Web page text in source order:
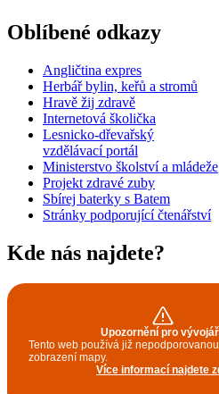
Oblíbené odkazy
Angličtina expres
Herbář bylin, keřů a stromů
Hravě žij zdravě
Internetová školička
Lesnicko-dřevařský
vzdělávací portál
Ministerstvo školství a mládeže
Projekt zdravé zuby
Sbírej baterky s Batem
Stránky podporující čtenářství
Kde nás najdete?